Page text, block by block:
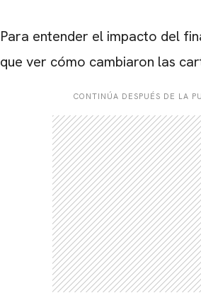
Para entender el impacto del
que ver cómo cambiaron las
CONTINÚA DESPUÉS DE LA